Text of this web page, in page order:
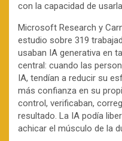
con la capacidad de
Microsoft Research y
estudio sobre 319
usaban IA generativa en
central: cuando las
IA, tendían a reducir su
más confianza en su
control, verificaban,
resultado. La IA podía
achicar el músculo de la